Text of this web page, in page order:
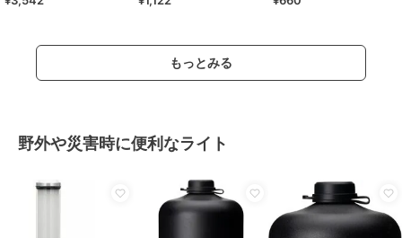
もっとみる
野外や災害時に便利なライト